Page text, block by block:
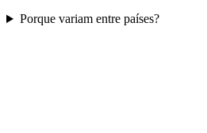
Porque variam entre países?